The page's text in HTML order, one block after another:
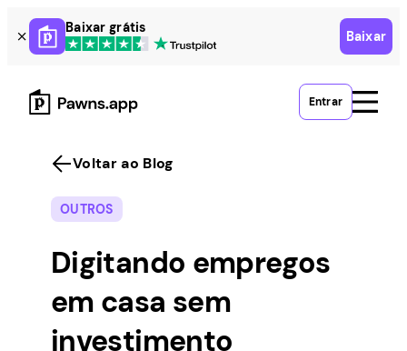
Skip
to
content
Baixar grátis
Baixar
Entrar
Voltar ao Blog
OUTROS
Digitando empregos
em casa sem
investimento